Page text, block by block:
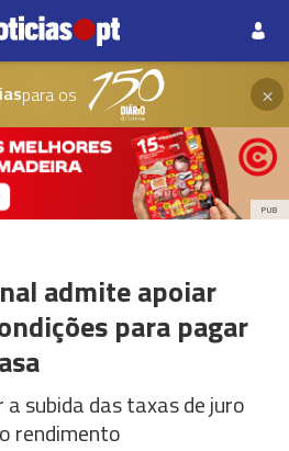
para os ×
PUB
admite apoiar
para pagar
subida das taxas de juro
rendimento